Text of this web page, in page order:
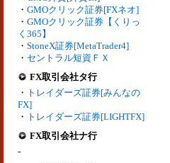
・ GMOクリック証券[FXネオ]
・ GMOクリック証券【くりっ
く365】
・ StoneX証券[MetaTrader4]
・ セントラル短資ＦＸ
FX取引会社タ行
・ トレイダーズ証券[みんなの
FX]
・ トレイダーズ証券[LIGHTFX]
FX取引会社ナ行
-